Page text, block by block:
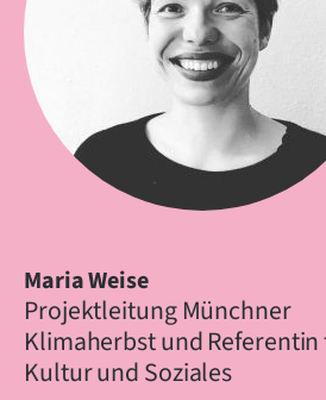
Maria Weise
Projektleitung Münchner
Klimaherbst und
Kultur und Soziales